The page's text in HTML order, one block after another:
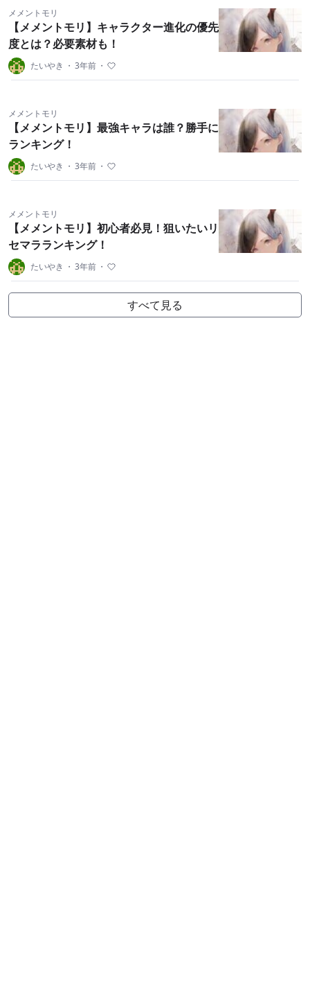
メメントモリ
【メメントモリ】キャラクター進化の優先
度とは？必要素材も！
たいやき ・ 3年前 ・
メメントモリ
【メメントモリ】最強キャラは誰？勝手に
ランキング！
たいやき ・ 3年前 ・
メメントモリ
【メメントモリ】初心者必見！狙いたいリ
セマラランキング！
たいやき ・ 3年前 ・
すべて見る